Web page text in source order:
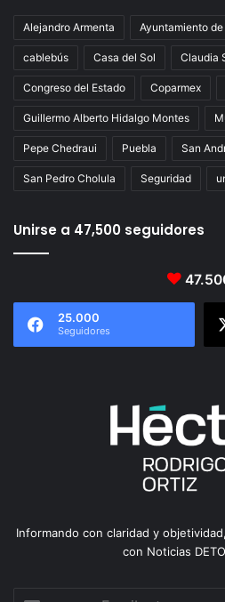
Alejandro Armenta Ayuntamiento
cablebús Casa del Sol Claudia
Congreso del Estado Coparmex
Guillermo Alberto Hidalgo Montes
Pepe Chedraui Puebla San
San Pedro Cholula Seguridad
Unirse a 47,500 seguidores
25.000
Seguidores
Informando con claridad y
con Noticias